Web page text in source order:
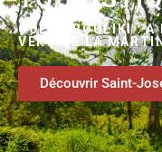
COEUR BOULIKI : A
VERT DE LA
Découvrir Saint-